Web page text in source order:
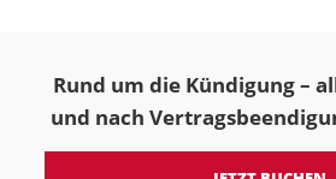
Rund um die Kündigung –
und nach